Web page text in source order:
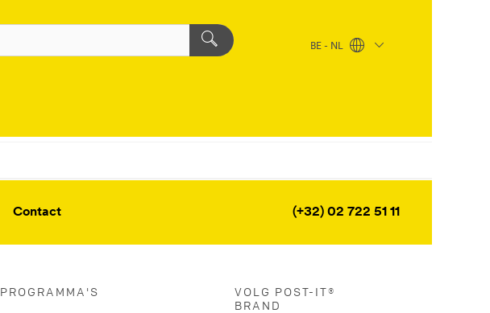
BE - NL
Contact (+32) 02 722 51 11
PROGRAMMA'S
VOLG POST-IT®
BRAND